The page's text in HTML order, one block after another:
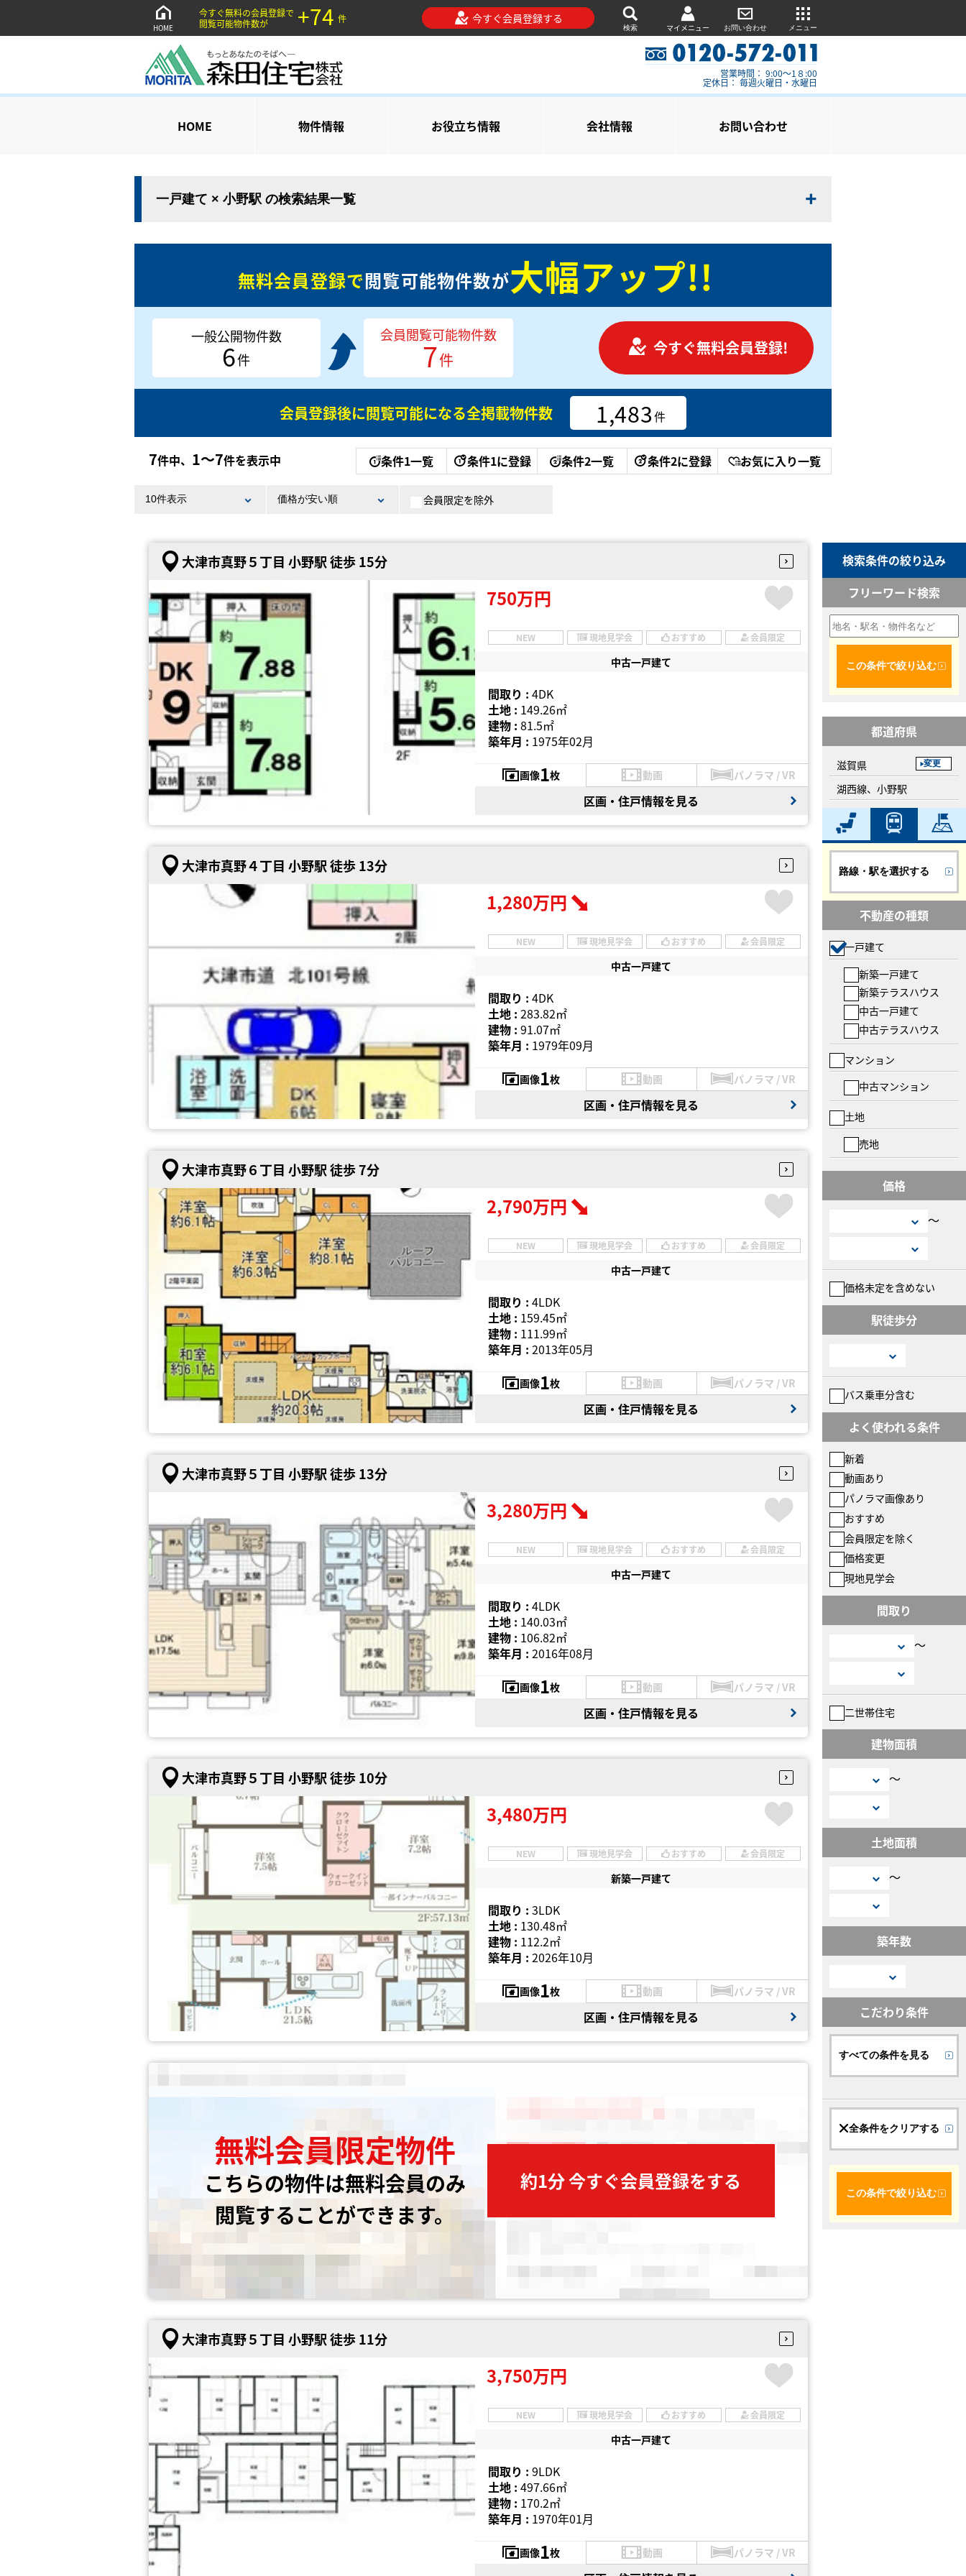
HOME
今すぐ無料の会員登録で
閲覧可能物件数が
+74 件 今すぐ会員登録する
検索 マイメニュー お問い合わせ メニュー
営業時間： 9:00～1８:00
定休日： 毎週火曜日・水曜日
HOME 物件情報 お役立ち情報 会社情報 お問い合わせ
一戸建て × 小野駅 の検索結果一覧
無料会員登録で閲覧可能物件数が大幅アップ!!
一般公開物件数
6件
会員閲覧可能物件数
7件
今すぐ無料会員登録!
会員登録後に閲覧可能になる全掲載物件数 1,483件
7件中、 1〜7件を表示中 条件1一覧 条件1に登録 条件2一覧 条件2に登録 お気に入り一覧
会員限定を除外
大津市真野５丁目 小野駅 徒歩 15分
750万円
NEW 現地見学会 おすすめ 会員限定
中古一戸建て
間取り : 4DK
土地 : 149.26㎡
建物 : 81.5㎡
築年月 : 1975年02月
画像1枚 動画 パノラマ / VR
区画・住戸情報を見る
大津市真野４丁目 小野駅 徒歩 13分
1,280万円
NEW 現地見学会 おすすめ 会員限定
中古一戸建て
間取り : 4DK
土地 : 283.82㎡
建物 : 91.07㎡
築年月 : 1979年09月
画像1枚 動画 パノラマ / VR
区画・住戸情報を見る
大津市真野６丁目 小野駅 徒歩 7分
2,790万円
NEW 現地見学会 おすすめ 会員限定
中古一戸建て
間取り : 4LDK
土地 : 159.45㎡
建物 : 111.99㎡
築年月 : 2013年05月
画像1枚 動画 パノラマ / VR
区画・住戸情報を見る
大津市真野５丁目 小野駅 徒歩 13分
3,280万円
NEW 現地見学会 おすすめ 会員限定
中古一戸建て
間取り : 4LDK
土地 : 140.03㎡
建物 : 106.82㎡
築年月 : 2016年08月
画像1枚 動画 パノラマ / VR
区画・住戸情報を見る
大津市真野５丁目 小野駅 徒歩 10分
3,480万円
NEW 現地見学会 おすすめ 会員限定
新築一戸建て
間取り : 3LDK
土地 : 130.48㎡
建物 : 112.2㎡
築年月 : 2026年10月
画像1枚 動画 パノラマ / VR
区画・住戸情報を見る
無料会員限定物件
こちらの物件は無料会員のみ
閲覧することができます。
約1分 今すぐ会員登録をする
大津市真野５丁目 小野駅 徒歩 11分
3,750万円
NEW 現地見学会 おすすめ 会員限定
中古一戸建て
間取り : 9LDK
土地 : 497.66㎡
建物 : 170.2㎡
築年月 : 1970年01月
画像1枚 動画 パノラマ / VR
検索条件の絞り込み
フリーワード検索
この条件で絞り込む
都道府県
滋賀県 変更
湖西線、小野駅
路線・駅を選択する
不動産の種類
一戸建て
新築一戸建て
新築テラスハウス
中古一戸建て
中古テラスハウス
マンション
中古マンション
土地
売地
価格
〜
価格未定を含めない
駅徒歩分
バス乗車分含む
よく使われる条件
新着
動画あり
パノラマ画像あり
おすすめ
会員限定を除く
価格変更
現地見学会
間取り
〜
二世帯住宅
建物面積
〜
土地面積
〜
築年数
こだわり条件
すべての条件を見る
全条件をクリアする
この条件で絞り込む